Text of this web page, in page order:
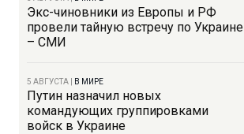
Экс-чиновники из Европы и РФ
провели тайную встречу по Украине
– СМИ
5 АВГУСТА В МИРЕ
Путин назначил новых
командующих группировками
войск в Украине